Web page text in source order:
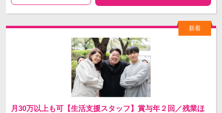
月30万以上も可【生活支援スタッフ】賞与年２回／残業ほ